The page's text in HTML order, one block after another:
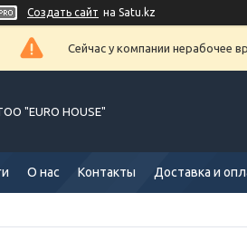
Создать сайт на Satu.kz
Сейчас у компании нерабочее
"EURO HOUSE"
О нас Контакты Доставка и